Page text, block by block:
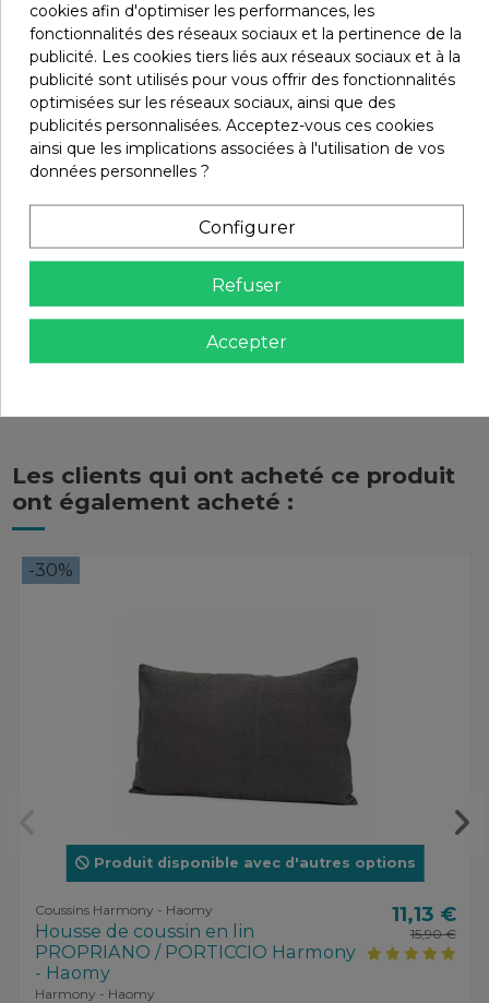
Marque
Infos livraisons
Retours et remboursements
Les clients qui ont acheté ce produit
ont également acheté :
-30%
Produit disponible avec d'autres options
Coussins Harmony - Haomy
Housse de coussin en lin
PROPRIANO / PORTICCIO Harmony
- Haomy
Harmony - Haomy
11,13 €
15,90 €
cookies afin d'optimiser les performances, les
fonctionnalités des réseaux sociaux et la pertinence de la
publicité. Les cookies tiers liés aux réseaux sociaux et à la
publicité sont utilisés pour vous offrir des fonctionnalités
optimisées sur les réseaux sociaux, ainsi que des
publicités personnalisées. Acceptez-vous ces cookies
ainsi que les implications associées à l'utilisation de vos
données personnelles ?
Configurer
Refuser
Accepter